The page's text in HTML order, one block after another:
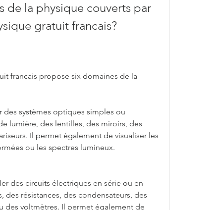
de la physique couverts par
gratuit francais?
francais propose six domaines de la
systèmes optiques simples ou
lumière, des lentilles, des miroirs, des
Il permet également de visualiser les
ou les spectres lumineux.
des circuits électriques en série ou en
des résistances, des condensateurs, des
des voltmètres. Il permet également de